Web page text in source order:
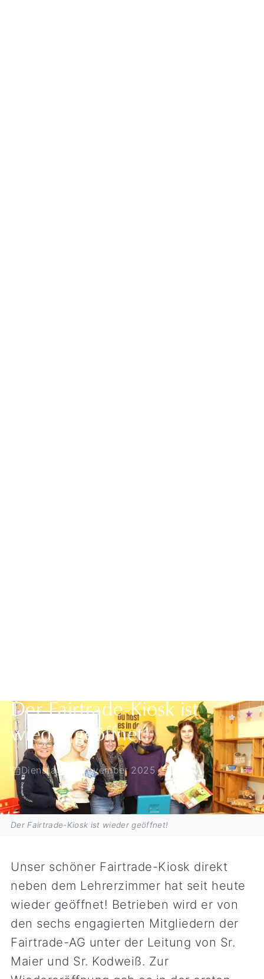
Der Fairtrade-Kiosk ist
wieder geöffnet!
Dienstag, 11. November 2025
Der Fairtrade-Kiosk ist wieder geöffnet!
Unser schöner Fairtrade-Kiosk direkt
neben dem Lehrerzimmer hat seit heute
wieder geöffnet! Betrieben wird er von
den sechs engagierten Mitgliedern der
Fairtrade-AG unter der Leitung von Sr.
Maier und Sr. Kodweiß. Zur